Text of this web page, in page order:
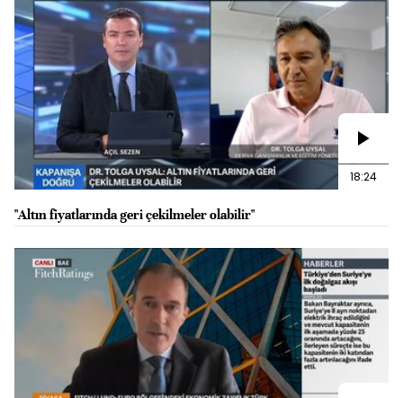
18:24
"Altın fiyatlarında geri çekilmeler olabilir"